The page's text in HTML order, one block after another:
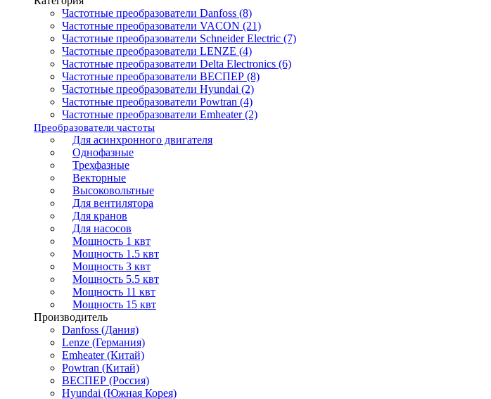
Частотные преобразователи Danfoss (8)
Частотные преобразователи VACON (21)
Частотные преобразователи Schneider Electric (7)
Частотные преобразователи LENZE (4)
Частотные преобразователи Delta Electronics (6)
Частотные преобразователи ВЕСПЕР (8)
Частотные преобразователи Hyundai (2)
Частотные преобразователи Powtran (4)
Частотные преобразователи Emheater (2)
Преобразователи частоты
Для асинхронного двигателя
Однофазные
Трехфазные
Векторные
Высоковольтные
Для вентилятора
Для кранов
Для насосов
Мощность 1 квт
Мощность 1.5 квт
Мощность 3 квт
Мощность 5.5 квт
Мощность 11 квт
Мощность 15 квт
Производитель
Danfoss (Дания)
Lenze (Германия)
Emheater (Китай)
Powtran (Китай)
ВЕСПЕР (Россия)
Hyundai (Южная Корея)